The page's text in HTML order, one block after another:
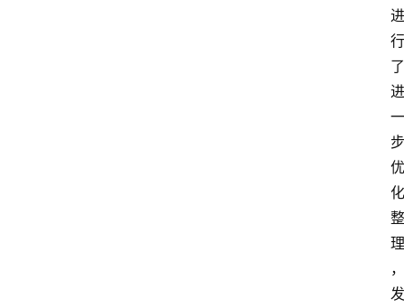
进
行
了
进
一
步
优
化
整
理
，
发